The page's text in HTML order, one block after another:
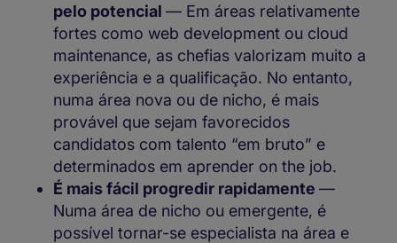
pelo potencial — Em áreas relativamente
fortes como web development ou cloud
maintenance, as chefias valorizam muito a
experiência e a qualificação. No entanto,
numa área nova ou de nicho, é mais
provável que sejam favorecidos
candidatos com talento “em bruto” e
determinados em aprender on the job.
É mais fácil progredir rapidamente —
Numa área de nicho ou emergente, é
possível tornar-se especialista na área e